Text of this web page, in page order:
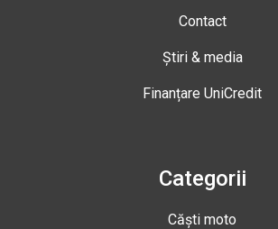
Contact
Știri & media
Finanțare UniCredit
Categorii
Căști moto